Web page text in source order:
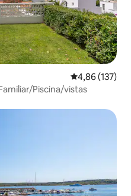
4,86 de uma
4,86 (137)
Piscina/vistas